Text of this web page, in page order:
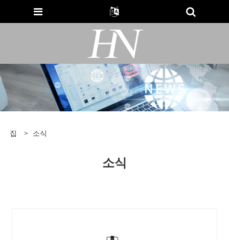
집 > 소식
소식